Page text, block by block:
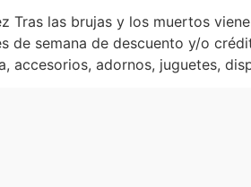
Tras las brujas y los muertos
de semana de descuento y/o
accesorios, adornos, juguetes,